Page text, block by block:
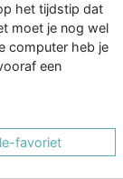
het tijdstip dat
moet je nog wel
computer heb je
een
favoriet